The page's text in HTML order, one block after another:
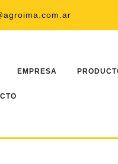
EMPRESA